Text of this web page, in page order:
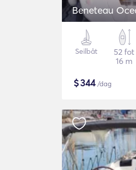
Beneteau
Seilbåt
52 fot
16 m
$344/dag